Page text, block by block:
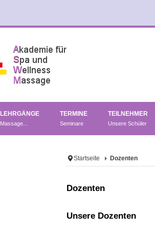
LEHRGÄNGE
Massage...
TERMINE
Seminare
TEILNEHMER
Unsere Schüler
Startseite Dozenten
Dozenten
Unsere Dozenten